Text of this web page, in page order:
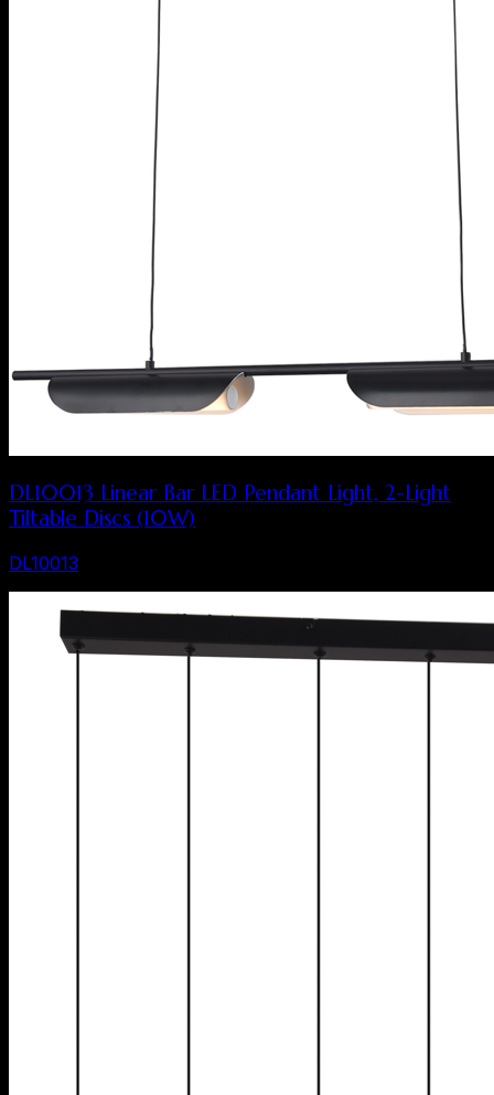
DL10013 Linear Bar LED Pendant Light, 2-Light
Tiltable Discs (10W)
DL10013